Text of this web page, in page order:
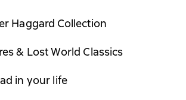
Haggard Collection
& Lost World Classics
in your life